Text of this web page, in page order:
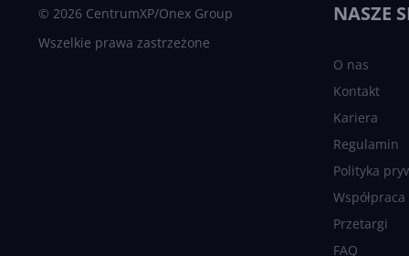
© 2026 CentrumXP/Onex Group
Wszelkie prawa zastrzeżone
NASZE
O nas
Kontakt
Kariera
Regulamin
Polityka
Współpraca
Przetargi
FAQ